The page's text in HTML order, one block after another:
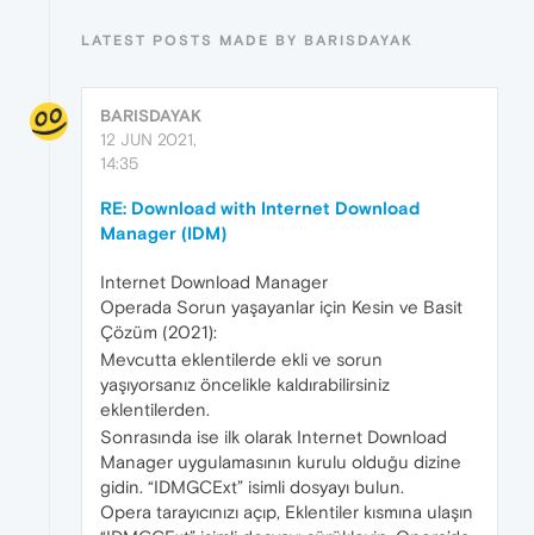
LATEST POSTS MADE BY BARISDAYAK
BARISDAYAK
12 JUN 2021,
14:35
RE: Download with Internet Download
Manager (IDM)
Internet Download Manager
Operada Sorun yaşayanlar için Kesin ve Basit
Çözüm (2021):
Mevcutta eklentilerde ekli ve sorun
yaşıyorsanız öncelikle kaldırabilirsiniz
eklentilerden.
Sonrasında ise ilk olarak Internet Download
Manager uygulamasının kurulu olduğu dizine
gidin. “IDMGCExt” isimli dosyayı bulun.
Opera tarayıcınızı açıp, Eklentiler kısmına ulaşın